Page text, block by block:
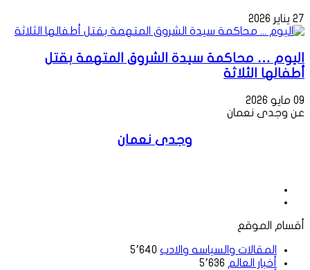
27 يناير 2026
اليوم … محاكمة سيدة الشروق المتهمة بقتل
أطفالها الثلاثة
09 مايو 2026
عن وجدى نعمان
وجدى نعمان
أقسام الموقع
المقالات والسياسه والادب 5٬640
أخبار العالم 5٬636